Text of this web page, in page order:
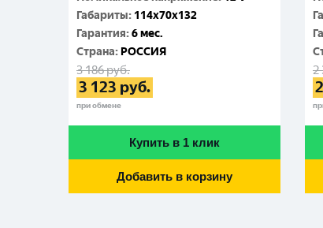
Габариты: 114x70x132
Гарантия:6 мес.
Cтрана: РОССИЯ
3 186руб.
3 123 руб.
при обмене
Купить в 1 клик
Добавить в корзину
2